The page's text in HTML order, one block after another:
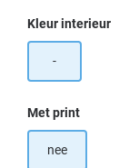
Selecteer
Kleur interieur
-
Selecteer
Met print
nee